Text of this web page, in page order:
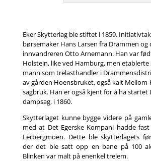
Eker Skytterlag ble stiftet i 1859.
børsemaker Hans Larsen fra Drammen og
innvandreren Otto Arnemann. Han var
Holstein, like ved Hamburg, men etablerte
mann som trelasthandler i
av gården Hoensbruket, også kalt
sagbruk. Han er også kjent for å ha startet
dampsag, i 1860.
Skytterlaget kunne bygge videre på
med at Det Egerske Kompani hadde
Lerbergmoen. Dette ble skytterlagets
der det ble satt opp en bane på 100
Blinken var malt på enenkel trelem.